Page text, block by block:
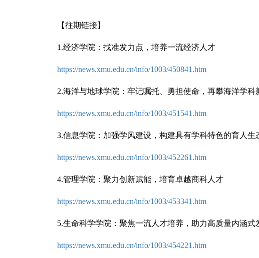
【往期链接】
1.经济学院：找准发力点，培养一流经济人才
https://news.xmu.edu.cn/info/1003/450841.htm
2.海洋与地球学院：牢记嘱托、勇担使命，再攀海洋学科
https://news.xmu.edu.cn/info/1003/451541.htm
3.信息学院：加强学风建设，构建具有学科特色的育人生
https://news.xmu.edu.cn/info/1003/452261.htm
4.管理学院：聚力创新赋能，培育卓越商科人才
https://news.xmu.edu.cn/info/1003/453341.htm
5.生命科学学院：聚焦一流人才培养，助力高质量内涵式
https://news.xmu.edu.cn/info/1003/454221.htm